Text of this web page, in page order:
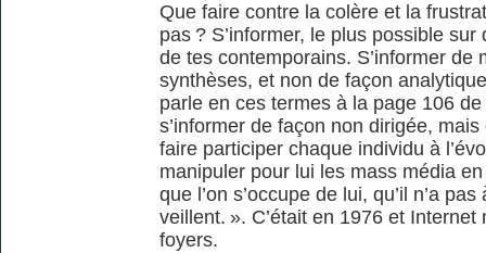
Que faire contre la colère et la
pas ? S’informer, le plus possible
de tes contemporains. S’informer de
synthèses, et non de façon
parle en ces termes à la page 106
s’informer de façon non dirigée,
faire participer chaque individu à
manipuler pour lui les mass média
que l’on s’occupe de lui, qu’il n’a
veillent. ». C’était en 1976 et Internet
foyers.